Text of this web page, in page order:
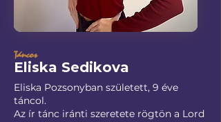
Táncos
Eliska Sedikova
Eliska Pozsonyban született, 9 éve
táncol.
Az ír tánc iránti szeretete rögtön a Lord